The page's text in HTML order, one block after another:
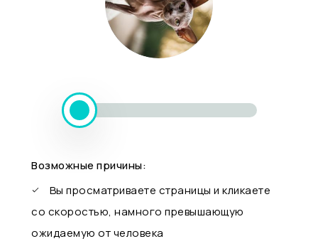
Возможные причины:
Вы просматриваете страницы и кликаете
со скоростью, намного превышающую
ожидаемую от человека